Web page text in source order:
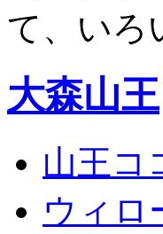
て、いろ
大森山王
山王コ
ウィロ